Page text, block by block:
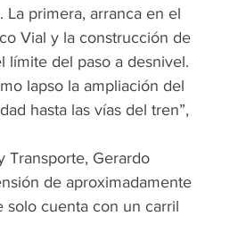
primera, arranca en el
Vial y la construcción de
límite del paso a desnivel.
lapso la ampliación del
hasta las vías del tren”,
Transporte, Gerardo
de aproximadamente
solo cuenta con un carril